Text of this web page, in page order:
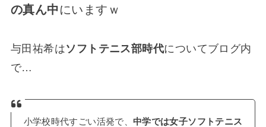
の真ん中にいますｗ
与田祐希はソフトテニス部時代についてブログ内
で…
小学校時代すごい活発で、 中学では女子ソフトテニス